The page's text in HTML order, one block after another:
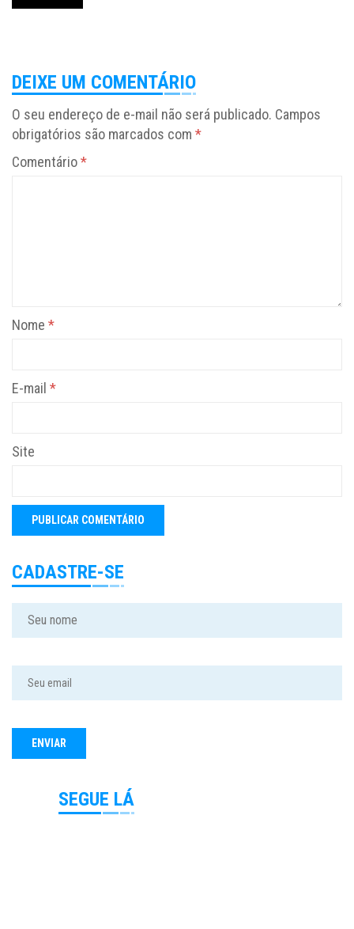
DEIXE UM COMENTÁRIO
O seu endereço de e-mail não será publicado. Campos
obrigatórios são marcados com *
Comentário*
Nome *
E-mail *
Site
CADASTRE-SE
SEGUE LÁ